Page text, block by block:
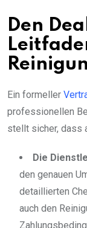
Den
Ein formeller
professionellen
stellt sicher, dass
Die
den genauen
detaillierten
auch den